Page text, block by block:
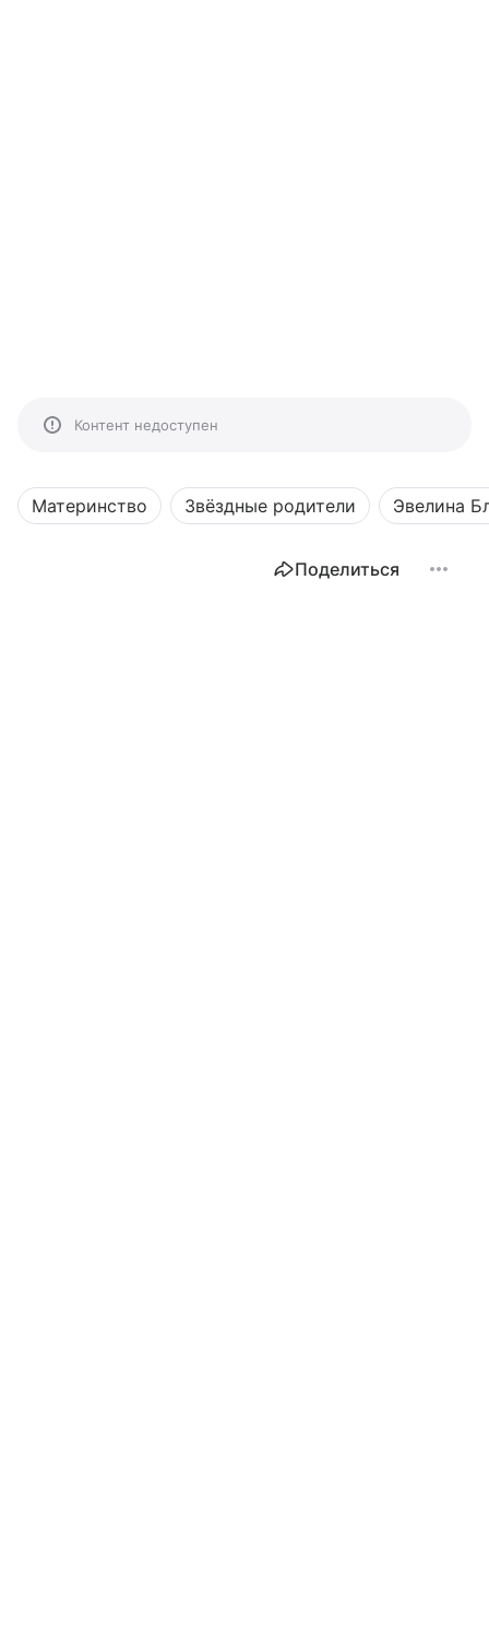
Контент недоступен
Материнство Звёздные родители Эвелина
Поделиться